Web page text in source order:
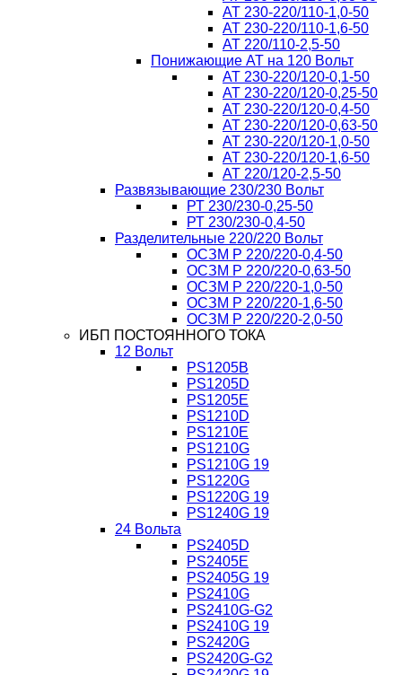
AT 230-220/110-1,0-50
AT 230-220/110-1,6-50
AT 220/110-2,5-50
Понижающие АТ на 120 Вольт
AT 230-220/120-0,1-50
AT 230-220/120-0,25-50
AT 230-220/120-0,4-50
AT 230-220/120-0,63-50
AT 230-220/120-1,0-50
AT 230-220/120-1,6-50
AT 220/120-2,5-50
Развязывающие 230/230 Вольт
РТ 230/230-0,25-50
РТ 230/230-0,4-50
Разделительные 220/220 Вольт
ОСЗМ Р 220/220-0,4-50
ОСЗМ Р 220/220-0,63-50
ОСЗМ Р 220/220-1,0-50
ОСЗМ Р 220/220-1,6-50
ОСЗМ Р 220/220-2,0-50
ИБП ПОСТОЯННОГО ТОКА
12 Вольт
PS1205B
PS1205D
PS1205E
PS1210D
PS1210E
PS1210G
PS1210G 19
PS1220G
PS1220G 19
PS1240G 19
24 Вольта
PS2405D
PS2405E
PS2405G 19
PS2410G
PS2410G-G2
PS2410G 19
PS2420G
PS2420G-G2